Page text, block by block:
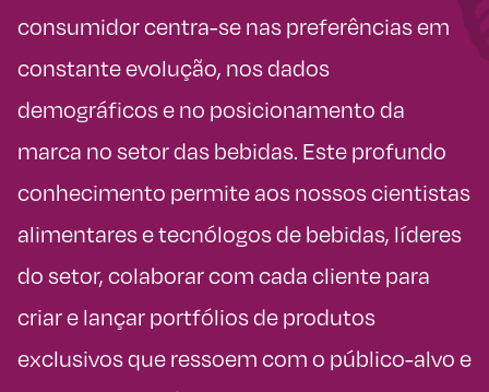
consumidor centra-se nas preferências em
constante evolução, nos dados
demográficos e no posicionamento da
marca no setor das bebidas. Este profundo
conhecimento permite aos nossos cientistas
alimentares e tecnólogos de bebidas, líderes
do setor, colaborar com cada cliente para
criar e lançar portfólios de produtos
exclusivos que ressoem com o público-alvo e